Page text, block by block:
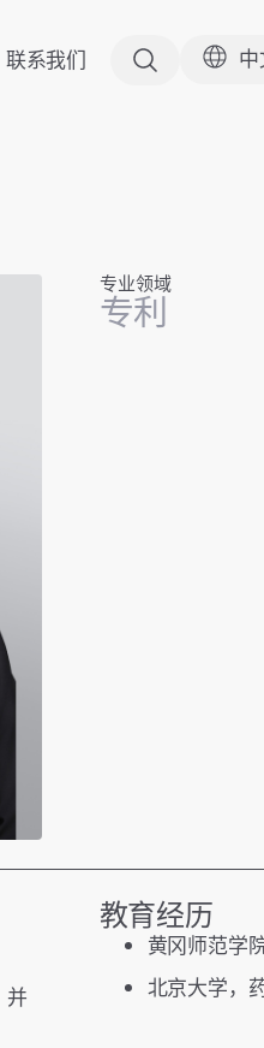
联系我们
专业领域
专利
并
教育经历
黄冈师范学
北京大学，